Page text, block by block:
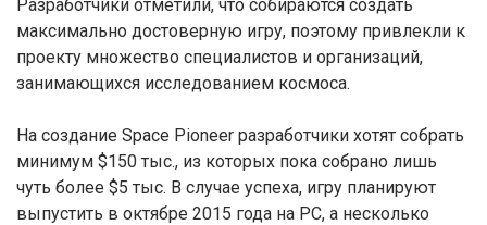
Разработчики отметили, что собираются создать
максимально достоверную игру, поэтому привлекли к
проекту множество специалистов и организаций,
занимающихся исследованием космоса.
На создание Space Pioneer разработчики хотят собрать
минимум $150 тыс., из которых пока собрано лишь
чуть более $5 тыс. В случае успеха, игру планируют
выпустить в октябре 2015 года на PC, а несколько